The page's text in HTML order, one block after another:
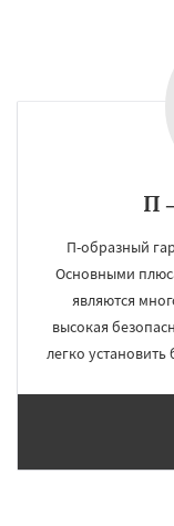
П
П-образный
Основными
являются
высокая
легко